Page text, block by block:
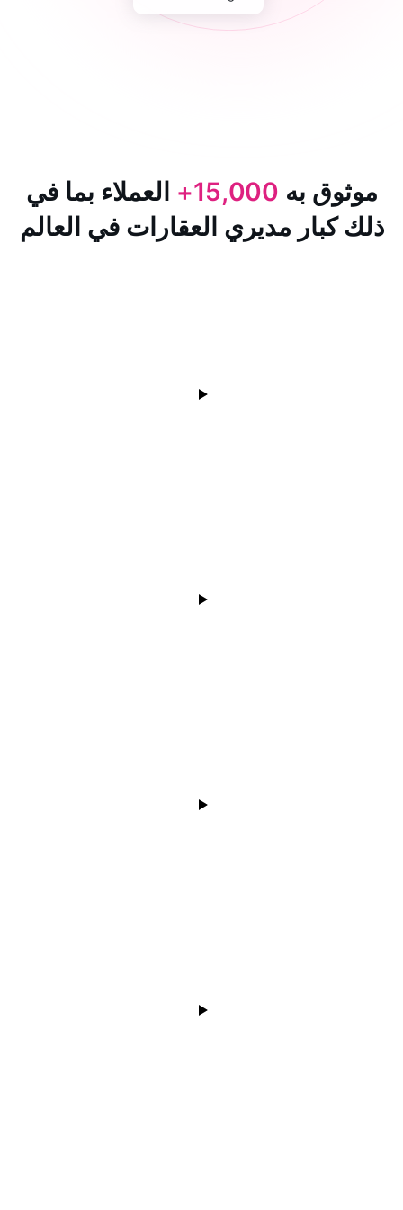
به15,000+ العملاء بما في
مديري العقارات في العالم